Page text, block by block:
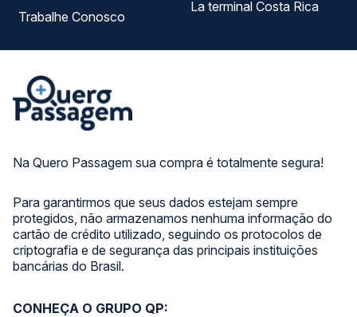
Na Quero Passagem sua compra é totalmente segura!
Para garantirmos que seus dados estejam sempre
protegidos, não armazenamos nenhuma informação do
cartão de crédito utilizado, seguindo os protocolos de
criptografia e de segurança das principais instituições
bancárias do Brasil.
Trabalhe Conosco
La terminal Costa Rica
CONHEÇA O GRUPO QP: